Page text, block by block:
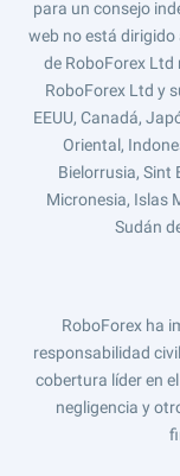
para un consejo
web no está dirigido
de RoboForex Ltd
RoboForex Ltd y
EEUU, Canadá,
Oriental,
Bielorrusia, Sint
Micronesia, Islas
Sudán
RoboForex ha
responsabilidad
cobertura líder en
negligencia y